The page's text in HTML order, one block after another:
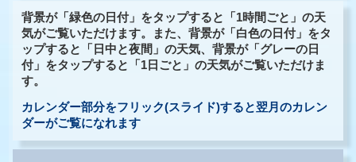
背景が「緑色の日付」をタップすると「1時間ごと」の天
気がご覧いただけます。また、背景が「白色の日付」をタ
ップすると「日中と夜間」の天気、背景が「グレーの日
付」をタップすると「1日ごと」の天気がご覧いただけま
す。
カレンダー部分をフリック(スライド)すると翌月のカレン
ダーがご覧になれます